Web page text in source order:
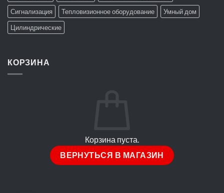
Сигнализация
Тепловизионное оборудование
Умный дом
Цилиндрические
КОРЗИНА
Корзина пуста.
ВЕРНУТЬСЯ В МАГАЗИН